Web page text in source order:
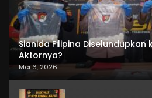
Sianida Filipina Diselundupkan
Aktornya?
Mei 6, 2026